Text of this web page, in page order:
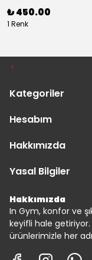
₺ 450.00
1 Renk
Kategoriler
Hesabım
Hakkımızda
Yasal Bilgiler
Hakkımızda
In Gym, konfor ve
keyifli hale getiriyor.
ürünlerimizle her